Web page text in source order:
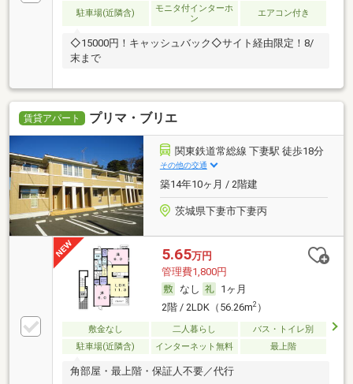
駐車場(近隣含)
モニタ付インターホ
ン
エアコン付き
◇15000円！キャッシュバック◇サイト経由限定！8/
末まで
賃貸アパート プリマ・ブリエ
関東鉄道常総線 下妻駅 徒歩18分
その他の交通
築14年10ヶ月 / 2階建
茨城県下妻市下妻丙
5.65万円
管理費1,800円
なし
1ヶ月
2階 / 2LDK（56.26m2）
敷金なし 二人暮らし
バス・トイレ別
駐車場(近隣含)
インターネット無料 最上階
角部屋・最上階・保証人不要／代行